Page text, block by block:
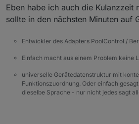
Eben habe ich auch die Kulanzzeit
sollte in den nächsten Minuten auf
Entwickler des Adapters PoolControl /
Einfach macht aus einem Problem keine
universelle Gerätedatenstruktur mit
Funktionszuordnung. Oder einfach
dieselbe Sprache - nur nicht jedes sagt